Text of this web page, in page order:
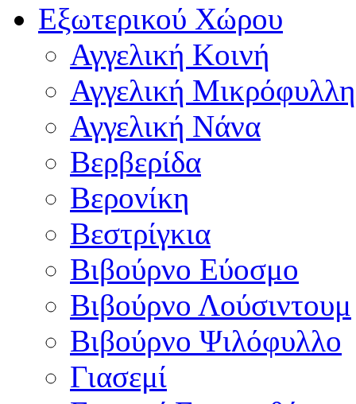
Εξωτερικού Χώρου
Αγγελική Κοινή
Αγγελική Μικρόφυλλη
Αγγελική Νάνα
Βερβερίδα
Βερονίκη
Βεστρίγκια
Βιβούρνο Εύοσμο
Βιβούρνο Λούσιντουμ
Βιβούρνο Ψιλόφυλλο
Γιασεμί